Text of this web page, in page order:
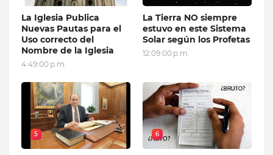
La Iglesia Publica
Nuevas Pautas para el
Uso correcto del
Nombre de la Iglesia
4:49:00 p.m.
La Tierra NO siempre
estuvo en este Sistema
Solar según los Profetas
12:09:00 p.m.
5 6